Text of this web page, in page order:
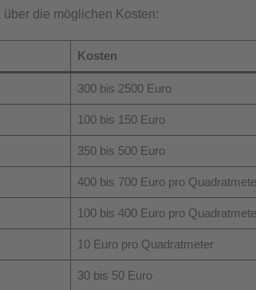
die möglichen Kosten:
Kosten
300 bis 2500 Euro
100 bis 150 Euro
350 bis 500 Euro
400 bis 700 Euro pro
100 bis 400 Euro pro
10 Euro pro Quadratmeter
30 bis 50 Euro